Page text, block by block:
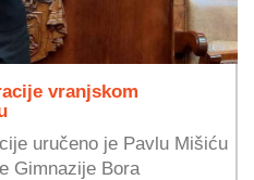
vranjskom
uručeno je Pavlu Mišiću
Gimnazije Bora